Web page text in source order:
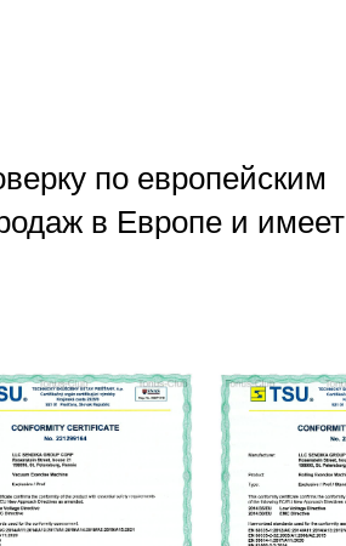
по европейским
в Европе и имеет